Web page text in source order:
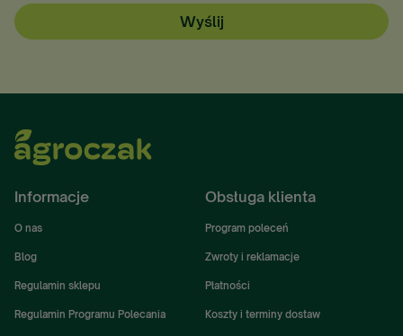
Wyślij
Informacje
O nas
Blog
Regulamin sklepu
Regulamin Programu Polecania
Obsługa klienta
Program poleceń
Zwroty i reklamacje
Płatności
Koszty i terminy dostaw